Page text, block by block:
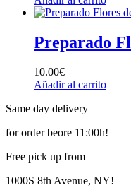
Preparado
10.00€
Añadir al carrito
Same day delivery
for order beore 11:00h!
Free pick up from
1000S 8th Avenue, NY!